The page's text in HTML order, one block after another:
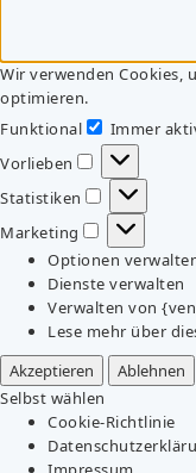
Wir verwenden Cookies,
optimieren.
Funktional
Funktional
Immer
Vorlieben
Vorlieben
Statistiken
Statistiken
Marketing
Marketing
Optionen
Dienste verwalten
Verwalten von
Lese mehr über
Akzeptieren
Ablehnen
Selbst wählen
Cookie-Richtlinie